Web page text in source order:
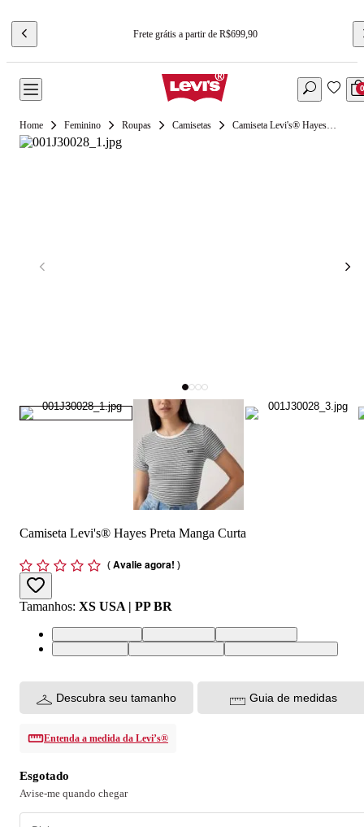
Frete grátis a partir de R$699,90
0
Feminino Roupas Camisetas Camiseta Levi's® Hayes Preta Manga Curta
Camiseta Levi's® Hayes Preta Manga Curta
(Avalie agora! )
Tamanhos: XS USA | PP BR
Descubra seu tamanho Guia de medidas
Entenda a medida da Levi’s®
Esgotado
Avise-me quando chegar